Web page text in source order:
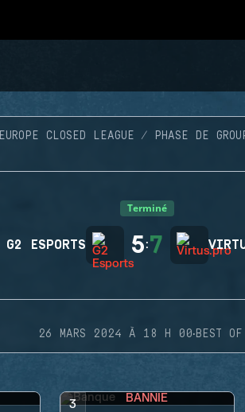
EUROPE CLOSED LEAGUE PHASE DE
Terminé
G2 ESPORTS 5:7
26 MARS 2024 À 18 H 00·BEST
3 BANNIE